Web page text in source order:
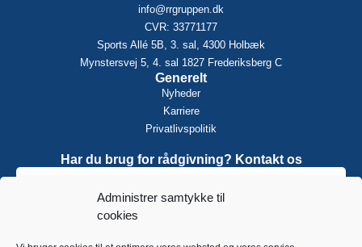
Administrer samtykke til
cookies
info@rrgruppen.dk
CVR: 33771177
Sports Allé 5B, 3. sal, 4300 Holbæk
Mynstersvej 5, 4. sal 1827 Frederiksberg C
Generelt
Nyheder
Karriere
Privatlivspolitik
Har du brug for rådgivning? Kontakt os